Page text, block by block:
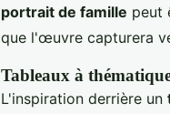
portrait de famille peut
que l'œuvre capturera
Tableaux à
L'inspiration derrière un